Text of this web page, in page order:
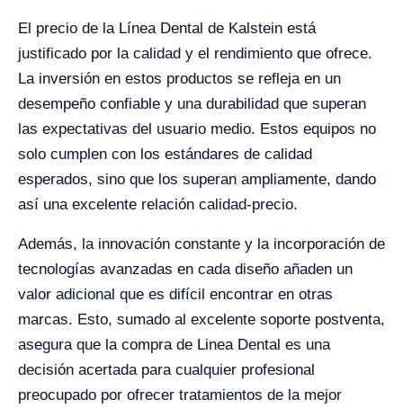
El precio de la Línea Dental de Kalstein está
justificado por la calidad y el rendimiento que ofrece.
La inversión en estos productos se refleja en un
desempeño confiable y una durabilidad que superan
las expectativas del usuario medio. Estos equipos no
solo cumplen con los estándares de calidad
esperados, sino que los superan ampliamente, dando
así una excelente relación calidad-precio.
Además, la innovación constante y la incorporación de
tecnologías avanzadas en cada diseño añaden un
valor adicional que es difícil encontrar en otras
marcas. Esto, sumado al excelente soporte postventa,
asegura que la compra de Linea Dental es una
decisión acertada para cualquier profesional
preocupado por ofrecer tratamientos de la mejor